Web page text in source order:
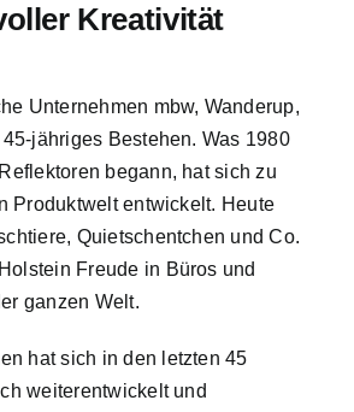
Kreativität
Unternehmen mbw, Wanderup,
jähriges Bestehen. Was 1980
begann, hat sich zu
Produktwelt entwickelt. Heute
Quietschentchen und Co.
Freude in Büros und
ganzen Welt.
hat sich in den letzten 45
weiterentwickelt und